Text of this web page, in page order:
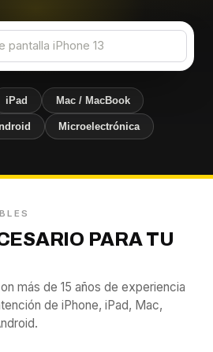
iPad Mac / MacBook
Microelectrónica
PARA TU
más de 15 años de experiencia
de iPhone, iPad, Mac,